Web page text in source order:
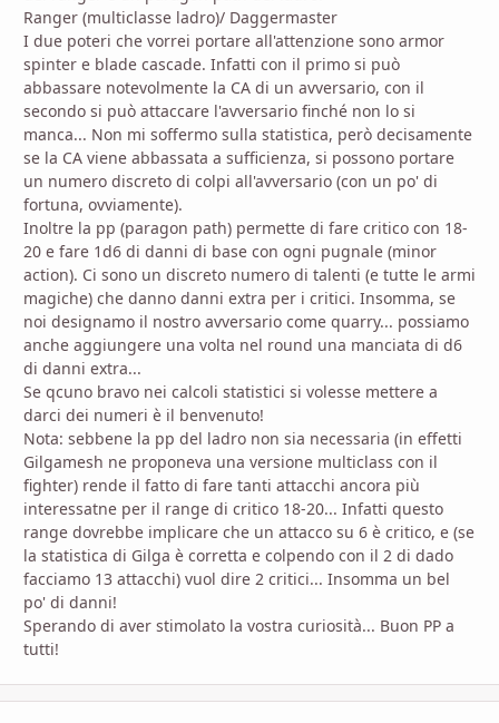
Ranger (multiclasse ladro)/ Daggermaster
I due poteri che vorrei portare all'attenzione sono armor
spinter e blade cascade. Infatti con il primo si può
abbassare notevolmente la CA di un avversario, con il
secondo si può attaccare l'avversario finché non lo si
manca... Non mi soffermo sulla statistica, però decisamente
se la CA viene abbassata a sufficienza, si possono portare
un numero discreto di colpi all'avversario (con un po' di
fortuna, ovviamente).
Inoltre la pp (paragon path) permette di fare critico con 18-
20 e fare 1d6 di danni di base con ogni pugnale (minor
action). Ci sono un discreto numero di talenti (e tutte le armi
magiche) che danno danni extra per i critici. Insomma, se
noi designamo il nostro avversario come quarry... possiamo
anche aggiungere una volta nel round una manciata di d6
di danni extra...
Se qcuno bravo nei calcoli statistici si volesse mettere a
darci dei numeri è il benvenuto!
Nota: sebbene la pp del ladro non sia necessaria (in effetti
Gilgamesh ne proponeva una versione multiclass con il
fighter) rende il fatto di fare tanti attacchi ancora più
interessatne per il range di critico 18-20... Infatti questo
range dovrebbe implicare che un attacco su 6 è critico, e (se
la statistica di Gilga è corretta e colpendo con il 2 di dado
facciamo 13 attacchi) vuol dire 2 critici... Insomma un bel
po' di danni!
Sperando di aver stimolato la vostra curiosità... Buon PP a
tutti!